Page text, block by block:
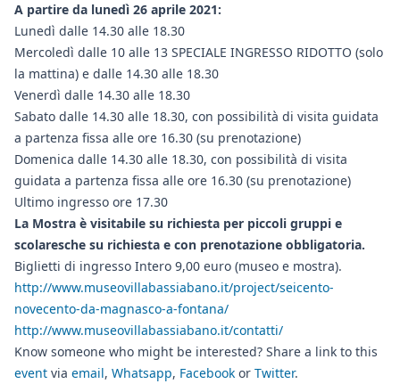
A partire da lunedì 26 aprile 2021:
Lunedì dalle 14.30 alle 18.30
Mercoledì dalle 10 alle 13 SPECIALE INGRESSO RIDOTTO (solo
la mattina) e dalle 14.30 alle 18.30
Venerdì dalle 14.30 alle 18.30
Sabato dalle 14.30 alle 18.30, con possibilità di visita guidata
a partenza fissa alle ore 16.30 (su prenotazione)
Domenica dalle 14.30 alle 18.30, con possibilità di visita
guidata a partenza fissa alle ore 16.30 (su prenotazione)
Ultimo ingresso ore 17.30
La Mostra è visitabile su richiesta per piccoli gruppi e
scolaresche su richiesta e con prenotazione obbligatoria.
Biglietti di ingresso Intero 9,00 euro (museo e mostra).
http://www.museovillabassiabano.it/project/seicento-
novecento-da-magnasco-a-fontana/
http://www.museovillabassiabano.it/contatti/
Know someone who might be interested? Share a link to this
event via email, Whatsapp, Facebook or Twitter.